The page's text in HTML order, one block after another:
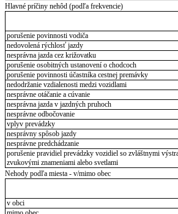
Hlavné príčiny nehôd (podľa frekvencie)
porušenie povinnosti vodiča
nedovolená rýchlosť jazdy
nesprávna jazda cez križovatku
porušenie osobitných ustanovení o chodcoch
porušenie povinnosti účastníka cestnej premávky
nedodržanie vzdialenosti medzi vozidlami
nesprávne otáčanie a cúvanie
nesprávna jazda v jazdných pruhoch
nesprávne odbočovanie
vplyv prevádzky
nesprávny spôsob jazdy
nesprávne predchádzanie
porušenie pravidiel prevádzky vozidiel so zvláštnymi
zvukovými znameniami alebo svetlami
Nehody podľa miesta - v/mimo obec
v obci